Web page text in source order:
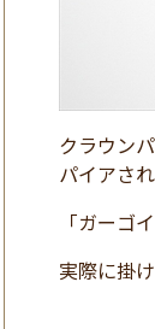
クラウン
パイアさ
「ガーゴ
実際に掛